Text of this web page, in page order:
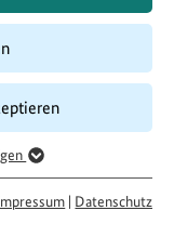
| Datenschutz